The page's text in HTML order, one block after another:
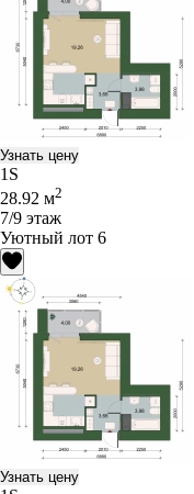
Узнать цену
1S
28.92 м2
7/9 этаж
Уютный лот 6
Узнать цену